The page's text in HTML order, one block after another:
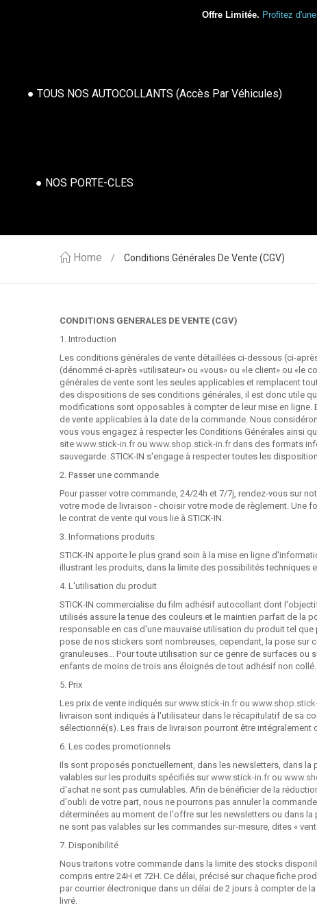
Offre Limitée. Profitez
● TOUS NOS AUTOCOLLANTS (accès Par Véhicules)
● NOS PORTE-CLES
Home Conditions Générales De Vente (CGV)
CONDITIONS GENERALES DE VENTE (CGV)
1. Introduction
Les conditions générales de vente détaillées ci-dessous (ci-
(dénommé ci-après «utilisateur» ou «vous» ou «le client» ou «le
générales de vente sont les seules applicables et remplacent
des dispositions de ses conditions générales, il est donc utile
modifications sont opposables à compter de leur mise en ligne.
de vente applicables à la date de la commande. Nous
vous vous engagez à respecter les Conditions Générales ainsi
site www.stick-in.fr ou www.shop.stick-in.fr dans des formats
sauvegarde. STICK-IN s'engage à respecter toutes les
2. Passer une commande
Pour passer votre commande, 24/24h et 7/7j, rendez-vous sur
votre mode de livraison - choisir votre mode de règlement. Une
le contrat de vente qui vous lie à STICK-IN.
3. Informations produits
STICK-IN apporte le plus grand soin à la mise en ligne
illustrant les produits, dans la limite des possibilités techniques
4. L'utilisation du produit
STICK-IN commercialise du film adhésif autocollant dont
utilisés assure la tenue des couleurs et le maintien parfait de la
responsable en cas d'une mauvaise utilisation du produit tel
pose de nos stickers sont nombreuses, cependant, la pose sur
granuleuses... Pour toute utilisation sur ce genre de surfaces
enfants de moins de trois ans éloignés de tout adhésif non collé.
5. Prix
Les prix de vente indiqués surwww.stick-in.fr ou
livraison sont indiqués à l'utilisateur dans le récapitulatif de sa
sélectionné(s). Les frais de livraison pourront être
6. Les codes promotionnels
Ils sont proposés ponctuellement, dans les newsletters, dans la
valables sur les produits spécifiés surwww.stick-in.fr ou
d'achat ne sont pas cumulables. Afin de bénéficier de la
d'oubli de votre part, nous ne pourrons pas annuler la
déterminées au moment de l'offre sur les newsletters ou dans
ne sont pas valables sur les commandes sur-mesure, dites «
7. Disponibilité
Nous traitons votre commande dans la limite des stocks
compris entre 24H et 72H. Ce délai, précisé sur chaque fiche
par courrier électronique dans un délai de 2 jours à compter de
livré.